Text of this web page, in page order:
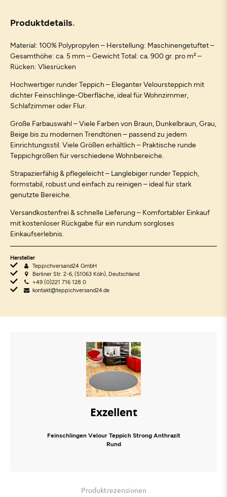
Produktdetails
Material: 100% Polypropylen – Herstellung: Maschinengetuftet –
Gesamthöhe: ca. 5 mm – Gewicht Total: ca. 900 gr. pro m² –
Rücken: Vliesrücken
Hochwertiger runder Teppich – Eleganter Veloursteppich mit
dichter Feinschlinge-Oberfläche, ideal für Wohnzimmer,
Schlafzimmer oder Flur.
Große Farbauswahl – Viele Farben von Braun, Dunkelbraun, Grau,
Beige bis zu modernen Trendtönen – passend zu jedem
Einrichtungsstil. Viele Größen erhältlich – Praktische runde
Teppichgrößen für verschiedene Wohnbereiche.
Strapazierfähig & pflegeleicht – Langlebiger runder Teppich,
formstabil, robust und einfach zu reinigen – ideal für stark
genutzte Bereiche.
Versandkostenfrei & schnelle Lieferung – Komfortabler Einkauf
mit kostenloser Rückgabe für ein rundum sorgloses
Einkaufserlebnis.
Hersteller
Teppichversand24 GmbH
Berliner Str. 2-6, (51063 Köln), Deutschland
+49 (0)221 716 128 0
kontakt@teppichversand24.de
Exzellent
Feinschlingen Velour Teppich Strong Anthrazit
Rund
Produktrezensionen